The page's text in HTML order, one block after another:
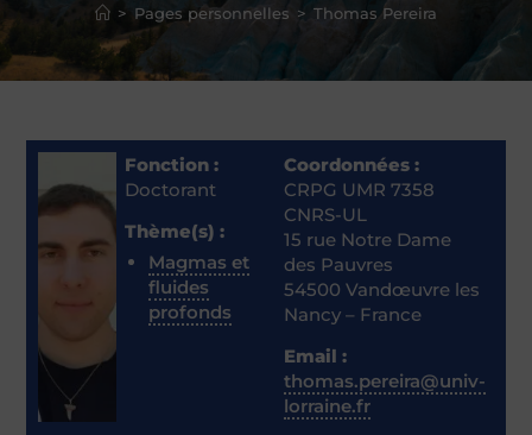
> Pages personnelles > Thomas Pereira
Fonction :
Doctorant
Thème(s) :
Magmas et
fluides
profonds
Coordonnées :
CRPG UMR 7358
CNRS-UL
15 rue Notre Dame
des Pauvres
54500 Vandœuvre les
Nancy – France
Email :
thomas.pereira@univ-
lorraine.fr